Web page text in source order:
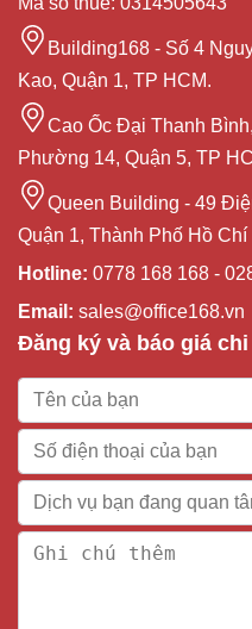
Building168 - Số 4
Kao, Quận 1, TP HCM.
Cao Ốc Đại Thanh
Phường 14, Quận 5, TP
Queen Building - 49
Quận 1, Thành Phố Hồ Chí
Hotline: 0778 168 168 -
Email: sales@office168.vn
Đăng ký và báo giá